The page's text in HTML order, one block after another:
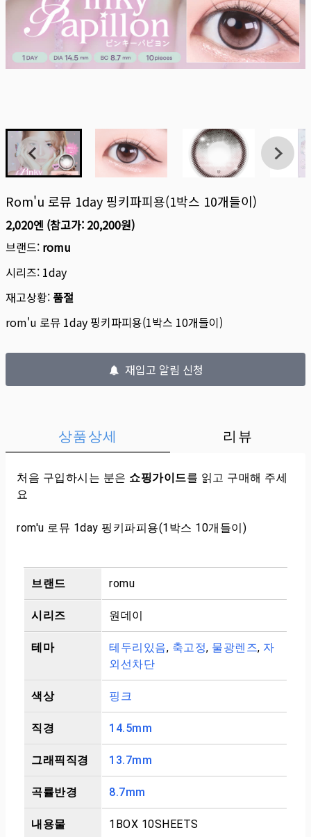
Rom'u 로뮤 1day 핑키파피용(1박스 10개들이)
2,020엔 (참고가: 20,200원)
브랜드: romu
시리즈: 1day
재고상황: 품절
rom'u 로뮤 1day 핑키파피용(1박스 10개들이)
재입고 알림 신청
상품상세 리뷰
처음 구입하시는 분은 쇼핑가이드를 읽고 구매해 주세
요
rom'u 로뮤 1day 핑키파피용(1박스 10개들이)
브랜드 romu
시리즈 원데이
테마 테두리있음, 축고정, 물광렌즈, 자
외선차단
색상 핑크
직경 14.5mm
그래픽직경 13.7mm
곡률반경 8.7mm
내용물 1BOX 10SHEETS